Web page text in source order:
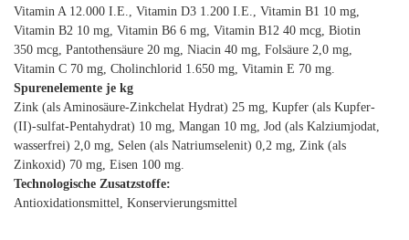
Vitamin A 12.000 I.E., Vitamin D3 1.200 I.E., Vitamin B1 10 mg,
Vitamin B2 10 mg, Vitamin B6 6 mg, Vitamin B12 40 mcg, Biotin
350 mcg, Pantothensäure 20 mg, Niacin 40 mg, Folsäure 2,0 mg,
Vitamin C 70 mg, Cholinchlorid 1.650 mg, Vitamin E 70 mg.
Spurenelemente je kg
Zink (als Aminosäure-Zinkchelat Hydrat) 25 mg, Kupfer (als Kupfer-
(II)-sulfat-Pentahydrat) 10 mg, Mangan 10 mg, Jod (als Kalziumjodat,
wasserfrei) 2,0 mg, Selen (als Natriumselenit) 0,2 mg, Zink (als
Zinkoxid) 70 mg, Eisen 100 mg.
Technologische Zusatzstoffe:
Antioxidationsmittel, Konservierungsmittel